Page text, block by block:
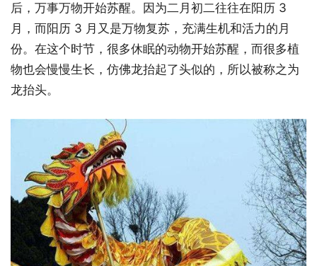
后，万事万物开始苏醒。因为二月初二往往在阳历 3
月，而阳历 3 月又是万物复苏，充满生机和活力的月
份。在这个时节，很多休眠的动物开始苏醒，而很多植
物也会慢慢生长，仿佛龙抬起了头似的，所以被称之为
龙抬头。